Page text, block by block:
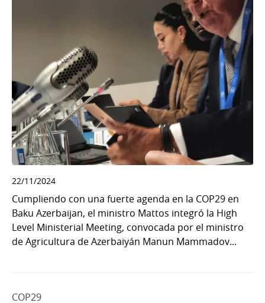
22/11/2024
Cumpliendo con una fuerte agenda en la COP29 en
Baku Azerbaijan, el ministro Mattos integró la High
Level Ministerial Meeting, convocada por el ministro
de Agricultura de Azerbaiyán Manun Mammadov...
COP29